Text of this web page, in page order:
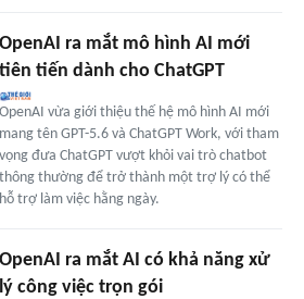
OpenAI ra mắt mô hình AI mới
tiên tiến dành cho ChatGPT
OpenAI vừa giới thiệu thế hệ mô hình AI mới
mang tên GPT-5.6 và ChatGPT Work, với tham
vọng đưa ChatGPT vượt khỏi vai trò chatbot
thông thường để trở thành một trợ lý có thể
hỗ trợ làm việc hằng ngày.
OpenAI ra mắt AI có khả năng xử
lý công việc trọn gói